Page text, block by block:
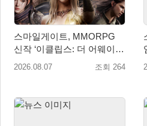
스마일게이트, MMORPG
신작 ‘이클립스: 더 어웨이크
닝’ 9월 10일 론칭!
2026.08.07 조회 264